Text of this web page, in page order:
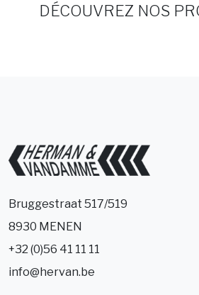
DÉCOUVREZ NOS
Bruggestraat 517/519
8930 MENEN
+32 (0)56 41 11 11
info@hervan.be